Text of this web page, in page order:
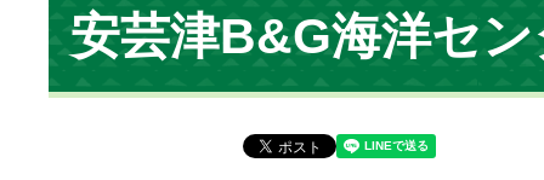
位
置安芸津B&G海洋セ